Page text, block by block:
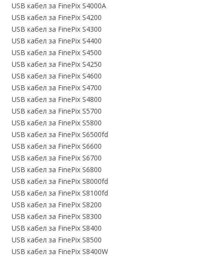
USB кабел за FinePix S4000A
USB кабел за FinePix S4200
USB кабел за FinePix S4300
USB кабел за FinePix S4400
USB кабел за FinePix S4500
USB кабел за FinePix S4250
USB кабел за FinePix S4600
USB кабел за FinePix S4700
USB кабел за FinePix S4800
USB кабел за FinePix S5700
USB кабел за FinePix S5800
USB кабел за FinePix S6500fd
USB кабел за FinePix S6600
USB кабел за FinePix S6700
USB кабел за FinePix S6800
USB кабел за FinePix S8000fd
USB кабел за FinePix S8100fd
USB кабел за FinePix S8200
USB кабел за FinePix S8300
USB кабел за FinePix S8400
USB кабел за FinePix S8500
USB кабел за FinePix S8400W